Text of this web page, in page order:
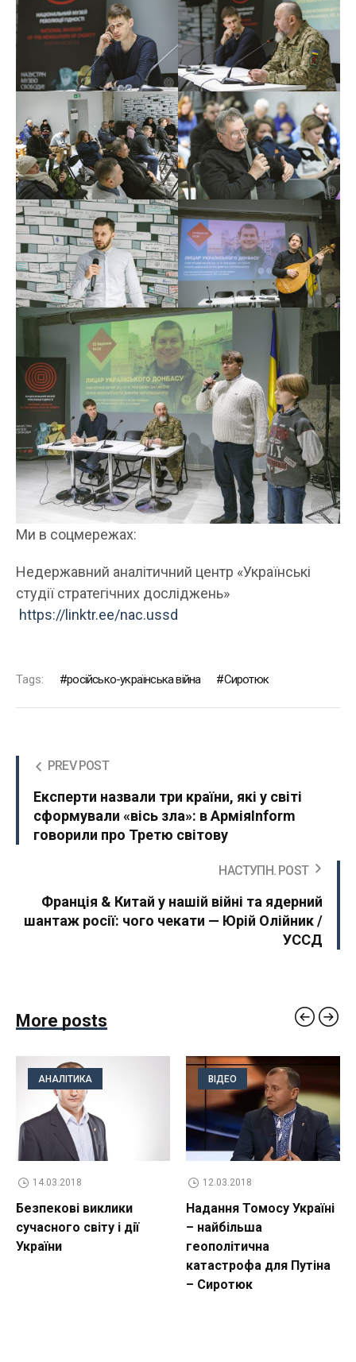
Ми в соцмережах:
Недержавний аналітичний центр «Українські
студії стратегічних досліджень»
https://linktr.ee/nac.ussd
Tags: російсько-українська війна Сиротюк
PREV POST
Експерти назвали три країни, які у світі
сформували «вісь зла»: в АрміяInform
говорили про Третю світову
НАСТУПН. POST
Франція & Китай у нашій війні та ядерний
шантаж росії: чого чекати — Юрій Олійник /
УССД
More posts
АНАЛІТИКА
14.03.2018
Безпекові виклики
сучасного світу і дії
України
ВІДЕО
12.03.2018
Надання Томосу Україні
– найбільша
геополітична
катастрофа для Путіна
– Сиротюк